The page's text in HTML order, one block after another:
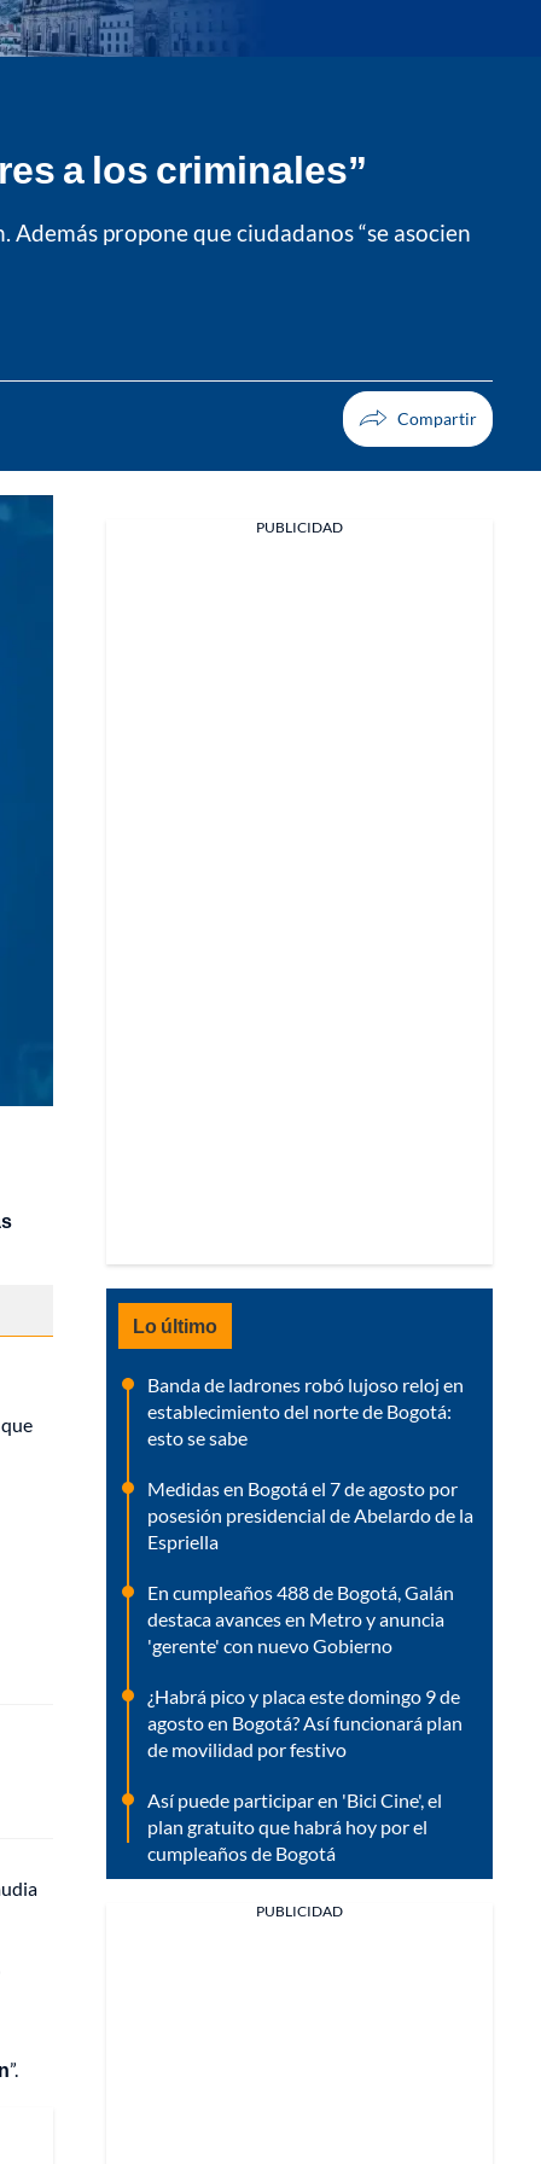
a los criminales”
propone que ciudadanos “se asocien
”.
PUBLICIDAD
Lo último
Banda de ladrones robó lujoso reloj en
establecimiento del norte de Bogotá:
esto se sabe
Medidas en Bogotá el 7 de agosto por
posesión presidencial de Abelardo de la
Espriella
En cumpleaños 488 de Bogotá, Galán
destaca avances en Metro y anuncia
'gerente' con nuevo Gobierno
¿Habrá pico y placa este domingo 9 de
agosto en Bogotá? Así funcionará plan
de movilidad por festivo
Así puede participar en 'Bici Cine', el
plan gratuito que habrá hoy por el
cumpleaños de Bogotá
PUBLICIDAD